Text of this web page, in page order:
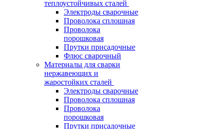
теплоустойчивых сталей
Электроды сварочные
Проволока сплошная
Проволока
порошковая
Прутки присадочные
Флюс сварочный
Материалы для сварки
нержавеющих и
жаростойких сталей
Электроды сварочные
Проволока сплошная
Проволока
порошковая
Прутки присадочные